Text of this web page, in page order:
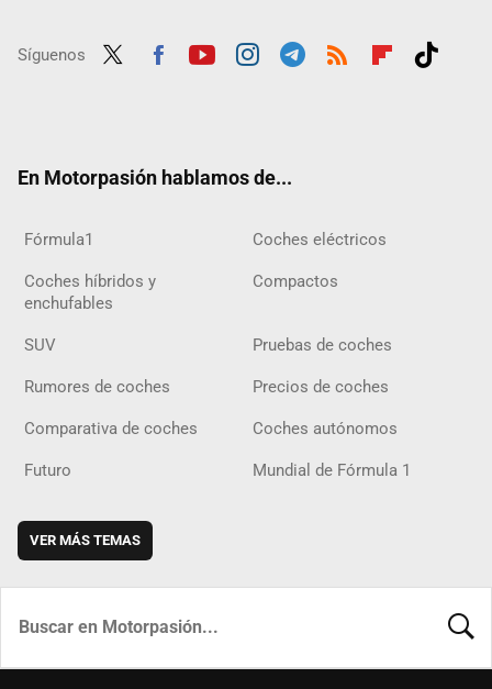
Síguenos
En Motorpasión hablamos de...
Fórmula1 Coches eléctricos
Coches híbridos y
enchufables
Compactos
SUV Pruebas de coches
Rumores de coches Precios de coches
Comparativa de coches Coches autónomos
Futuro Mundial de Fórmula 1
VER MÁS TEMAS